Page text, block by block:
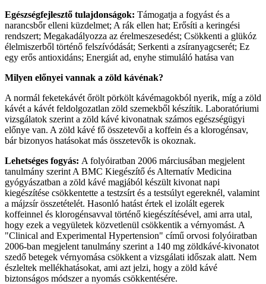
Egészségfejlesztő tulajdonságok: Támogatja a fogyást és a
narancsbőr elleni küzdelmet; A rák ellen hat; Erősíti a keringési
rendszert; Megakadályozza az érelmeszesedést; Csökkenti a glükóz
élelmiszerből történő felszívódását; Serkenti a zsíranyagcserét; Ez
egy erős antioxidáns; Energiát ad, enyhe stimuláló hatása van
Milyen előnyei vannak a zöld kávénak?
A normál feketekávét őrölt pörkölt kávémagokból nyerik, míg a zöld
kávét a kávét feldolgozatlan zöld szemekből készítik. Laboratóriumi
vizsgálatok szerint a zöld kávé kivonatnak számos egészségügyi
előnye van. A zöld kávé fő összetevői a koffein és a klorogénsav,
bár bizonyos hatásokat más összetevők is okoznak.
Lehetséges fogyás: A folyóiratban 2006 márciusában megjelent
tanulmány szerint A BMC Kiegészítő és Alternatív Medicina
gyógyászatban a zöld kávé magjából készült kivonat napi
kiegészítése csökkentette a testzsírt és a testsúlyt egereknél, valamint
a májzsír összetételét. Hasonló hatást értek el izolált egerek
koffeinnel és klorogénsavval történő kiegészítésével, ami arra utal,
hogy ezek a vegyületek közvetlenül csökkentik a vérnyomást. A
"Clinical and Experimental Hypertension" című orvosi folyóiratban
2006-ban megjelent tanulmány szerint a 140 mg zöldkávé-kivonatot
szedő betegek vérnyomása csökkent a vizsgálati időszak alatt. Nem
észleltek mellékhatásokat, ami azt jelzi, hogy a zöld kávé
biztonságos módszer a nyomás csökkentésére.